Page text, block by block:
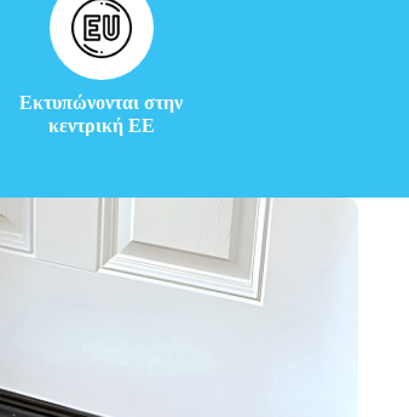
Εκτυπώνονται στην
κεντρική ΕΕ